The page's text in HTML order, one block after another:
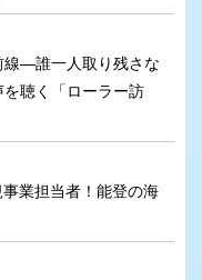
線―誰一人取り残さな
聴く「ローラー訪
事業担当者！能登の海